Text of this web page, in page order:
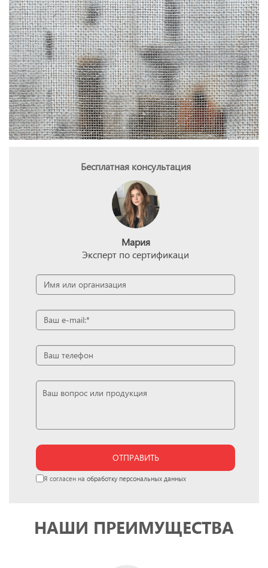
Бесплатная консультация
Мария
Эксперт по сертификаци
ОТПРАВИТЬ
Я согласен на обработку персональных данных
НАШИ ПРЕИМУЩЕСТВА